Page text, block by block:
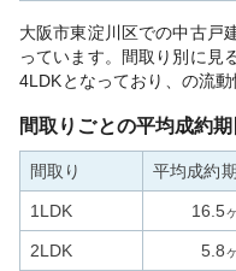
大阪市東淀川区での中古戸
っています。間取り別に見
4LDKとなっており、の流動
間取りごとの平均成約期
間取り 平均成約
1LDK 16.5
2LDK 5.8